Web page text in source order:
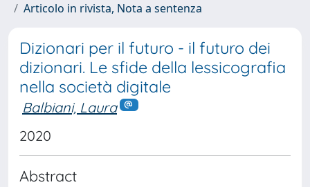
Articolo in rivista, Nota a sentenza
Dizionari per il futuro - il futuro dei
dizionari. Le sfide della lessicografia
nella società digitale
Balbiani, Laura
2020
Abstract